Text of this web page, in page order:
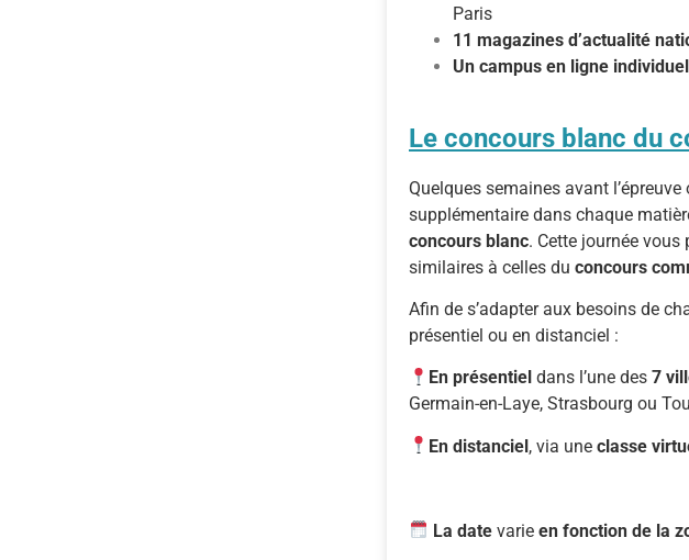
Paris
11 magazines d’actualité
Un campus en ligne individuel
Le concours blanc du
Quelques semaines avant
supplémentaire dans chaque
concours blanc. Cette journée
similaires à celles du concours
Afin de s’adapter aux besoins de
présentiel ou en distanciel :
En présentiel dans l’une des7
Germain-en-Laye, Strasbourg ou
En distanciel, via uneclasse
La date varieen fonction de la